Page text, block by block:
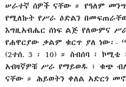
ሠራተኛ ሰዎች ናቸው ። የዓለም
የሚለኩት የሥራ ዕድልን
እግዚአብሔር ሰነፍ ልጅ የለውምና
የሐዋርያው ቃልም ቁርጥ ያለ ነው፡-
(2ተሰ. 3 ፡ 10) ። ስብሰባ ፣
አብዛኛዎቹ ሥራ የማይወዱ ፣ ቁጭ
ናቸው ። ሕይወትን ቀለል አድርጎ